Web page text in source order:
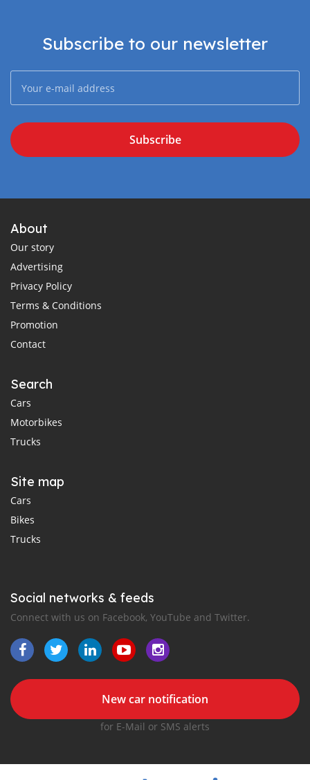
Subscribe to our newsletter
Subscribe
About
Our story
Advertising
Privacy Policy
Terms & Conditions
Promotion
Contact
Search
Cars
Motorbikes
Trucks
Site map
Cars
Bikes
Trucks
Social networks & feeds
Connect with us on Facebook, YouTube and Twitter.
New car notification
for E-Mail or SMS alerts